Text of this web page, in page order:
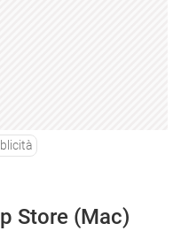
Store (Mac)